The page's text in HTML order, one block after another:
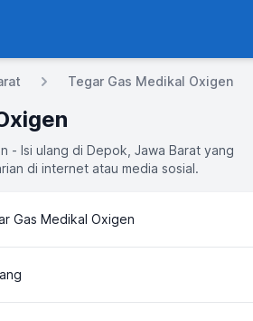
Tegar Gas Medikal Oxigen
- Isi ulang di Depok, Jawa Barat yang
di internet atau media sosial.
Gas Medikal Oxigen